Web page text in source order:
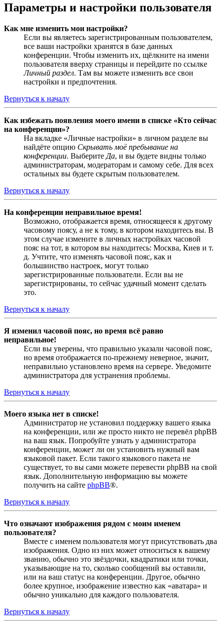
Параметры и настройки пользователя
Как мне изменить мои настройки?
Если вы являетесь зарегистрированным пользователем,
все ваши настройки хранятся в базе данных
конференции. Чтобы изменить их, щёлкните на имени
пользователя вверху страницы и перейдите по ссылке
Личный раздел. Там вы можете изменить все свои
настройки и предпочтения.
Вернуться к началу
Как избежать появления моего имени в списке «Кто сейчас
на конференции»?
На вкладке «Личные настройки» в личном разделе вы
найдёте опцию Скрывать моё пребывание на
конференции. Выберите Да, и вы будете видны только
администраторам, модераторам и самому себе. Для всех
остальных вы будете скрытым пользователем.
Вернуться к началу
На конференции неправильное время!
Возможно, отображается время, относящееся к другому
часовому поясу, а не к тому, в котором находитесь вы. В
этом случае измените в личных настройках часовой
пояс на тот, в котором вы находитесь: Москва, Киев и т.
д. Учтите, что изменять часовой пояс, как и
большинство настроек, могут только
зарегистрированные пользователи. Если вы не
зарегистрированы, то сейчас удачный момент сделать
это.
Вернуться к началу
Я изменил часовой пояс, но время всё равно
неправильное!
Если вы уверены, что правильно указали часовой пояс,
но время отображается по-прежнему неверное, значит,
неправильно установлено время на сервере. Уведомите
администратора для устранения проблемы.
Вернуться к началу
Моего языка нет в списке!
Администратор не установил поддержку вашего языка
на конференции, или же просто никто не перевёл phpBB
на ваш язык. Попробуйте узнать у администратора
конференции, может ли он установить нужный вам
языковой пакет. Если такого языкового пакета не
существует, то вы сами можете перевести phpBB на свой
язык. Дополнительную информацию вы можете
получить на сайте phpBB®.
Вернуться к началу
Что означают изображения рядом с моим именем
пользователя?
Вместе с именем пользователя могут присутствовать два
изображения. Одно из них может относиться к вашему
званию, обычно это звёздочки, квадратики или точки,
указывающие на то, сколько сообщений вы оставили,
или на ваш статус на конференции. Другое, обычно
более крупное, изображение известно как «аватара» и
обычно уникально для каждого пользователя.
Вернуться к началу